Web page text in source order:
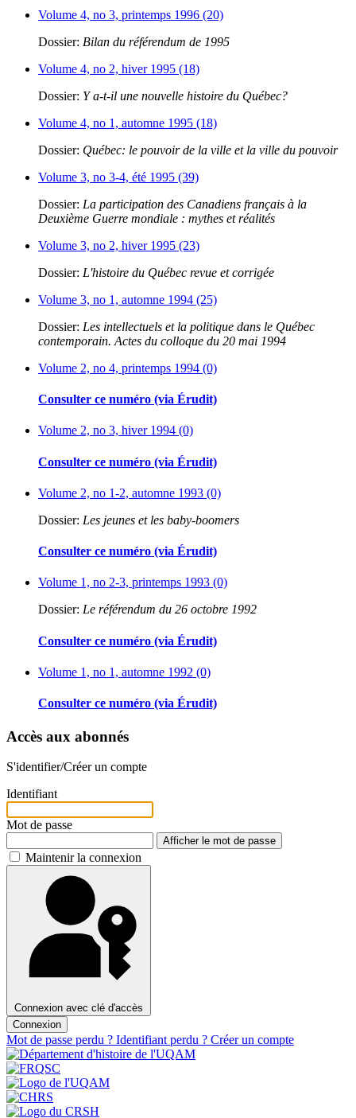
Volume 4, no 3, printemps 1996 (20)
Dossier: Bilan du référendum de 1995
Volume 4, no 2, hiver 1995 (18)
Dossier: Y a-t-il une nouvelle histoire du Québec?
Volume 4, no 1, automne 1995 (18)
Dossier: Québec: le pouvoir de la ville et la ville du pouvoir
Volume 3, no 3-4, été 1995 (39)
Dossier: La participation des Canadiens français à la
Deuxième Guerre mondiale : mythes et réalités
Volume 3, no 2, hiver 1995 (23)
Dossier: L'histoire du Québec revue et corrigée
Volume 3, no 1, automne 1994 (25)
Dossier: Les intellectuels et la politique dans le Québec
contemporain. Actes du colloque du 20 mai 1994
Volume 2, no 4, printemps 1994 (0)
Consulter ce numéro (via Érudit)
Volume 2, no 3, hiver 1994 (0)
Consulter ce numéro (via Érudit)
Volume 2, no 1-2, automne 1993 (0)
Dossier: Les jeunes et les baby-boomers
Consulter ce numéro (via Érudit)
Volume 1, no 2-3, printemps 1993 (0)
Dossier: Le référendum du 26 octobre 1992
Consulter ce numéro (via Érudit)
Volume 1, no 1, automne 1992 (0)
Consulter ce numéro (via Érudit)
Accès aux abonnés
S'identifier/Créer un compte
Identifiant
Mot de passe
Afficher le mot de passe
Maintenir la connexion
Connexion avec clé d'accès
Connexion
Mot de passe perdu ? Identifiant perdu ? Créer un compte